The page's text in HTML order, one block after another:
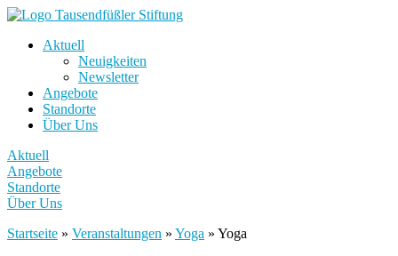
Aktuell
Neuigkeiten
Newsletter
Angebote
Standorte
Über Uns
Aktuell
Angebote
Standorte
Über Uns
Startseite » Veranstaltungen » Yoga » Yoga